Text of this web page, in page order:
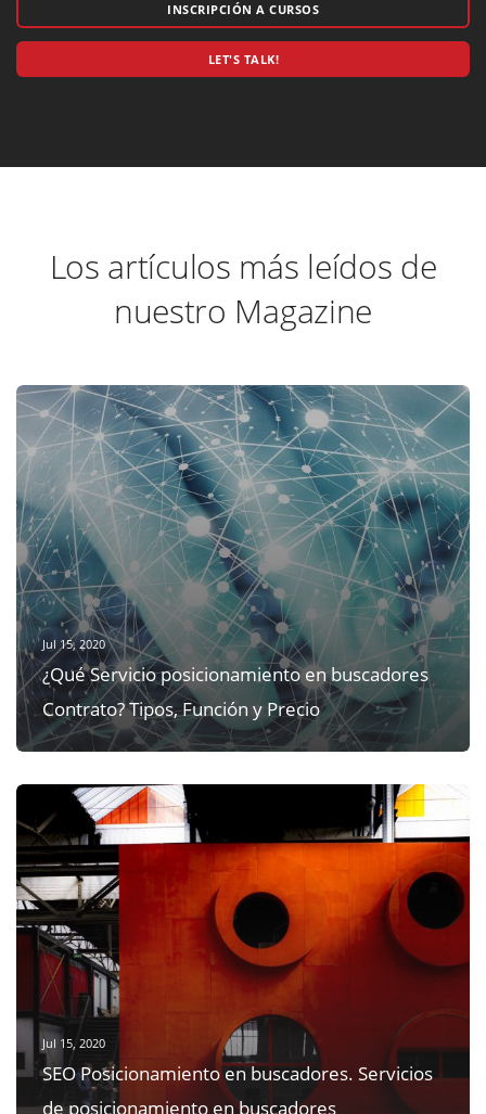
INSCRIPCIÓN A CURSOS
LET'S TALK!
Los artículos más leídos de
nuestro Magazine
Jul 15, 2020
¿Qué Servicio posicionamiento en buscadores
Contrato? Tipos, Función y Precio
Jul 15, 2020
SEO Posicionamiento en buscadores. Servicios
de posicionamiento en buscadores